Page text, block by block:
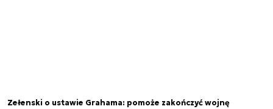
Zełenski o ustawie Grahama: pomoże zakończyć wojnę